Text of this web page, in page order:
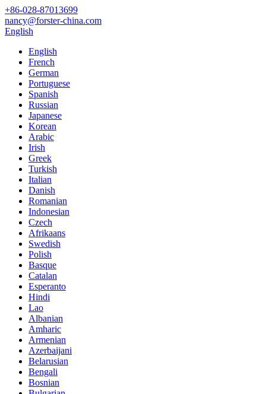
+86-028-87013699
nancy@forster-china.com
English
English
French
German
Portuguese
Spanish
Russian
Japanese
Korean
Arabic
Irish
Greek
Turkish
Italian
Danish
Romanian
Indonesian
Czech
Afrikaans
Swedish
Polish
Basque
Catalan
Esperanto
Hindi
Lao
Albanian
Amharic
Armenian
Azerbaijani
Belarusian
Bengali
Bosnian